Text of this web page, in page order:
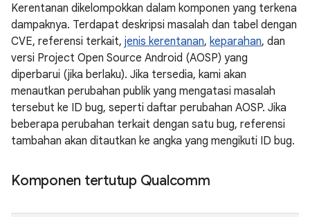
Kerentanan dikelompokkan dalam komponen yang terkena
dampaknya. Terdapat deskripsi masalah dan tabel dengan
CVE, referensi terkait, jenis kerentanan, keparahan, dan
versi Project Open Source Android (AOSP) yang
diperbarui (jika berlaku). Jika tersedia, kami akan
menautkan perubahan publik yang mengatasi masalah
tersebut ke ID bug, seperti daftar perubahan AOSP. Jika
beberapa perubahan terkait dengan satu bug, referensi
tambahan akan ditautkan ke angka yang mengikuti ID bug.
Komponen tertutup Qualcomm